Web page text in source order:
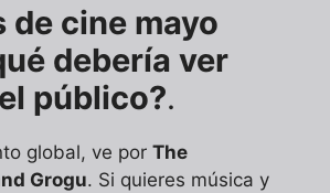
de cine mayo
debería ver
público?.
global, ve por The
Grogu. Si quieres música y